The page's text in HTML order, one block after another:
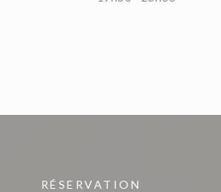
RÉSERVATION